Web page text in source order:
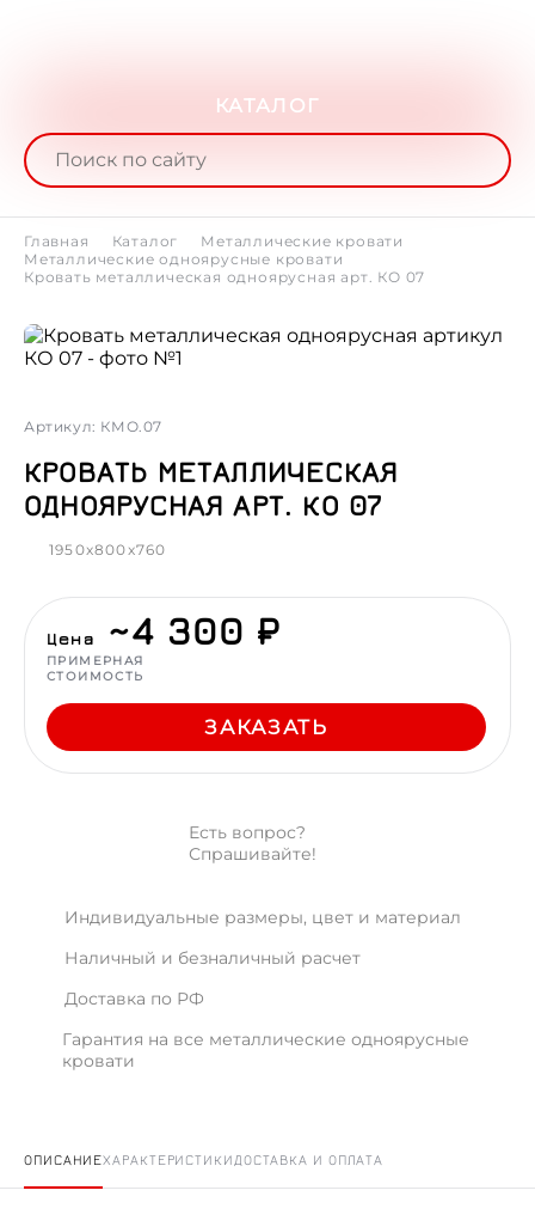
КАТАЛОГ
Главная Каталог
Металлические кровати
Металлические одноярусные кровати
Кровать металлическая одноярусная арт. КО 07
Артикул: КМО.07
КРОВАТЬ МЕТАЛЛИЧЕСКАЯ
ОДНОЯРУСНАЯ АРТ. КО 07
1950x800x760
ЗАКАЗАТЬ
Цена ~4 300 ₽
ПРИМЕРНАЯ
СТОИМОСТЬ
Есть вопрос?
Спрашивайте!
Индивидуальные размеры, цвет и материал
Наличный и безналичный расчет
Доставка по РФ
Гарантия на все металлические одноярусные
кровати
ОПИСАНИЕХАРАКТЕРИСТИКИДОСТАВКА И ОПЛАТА